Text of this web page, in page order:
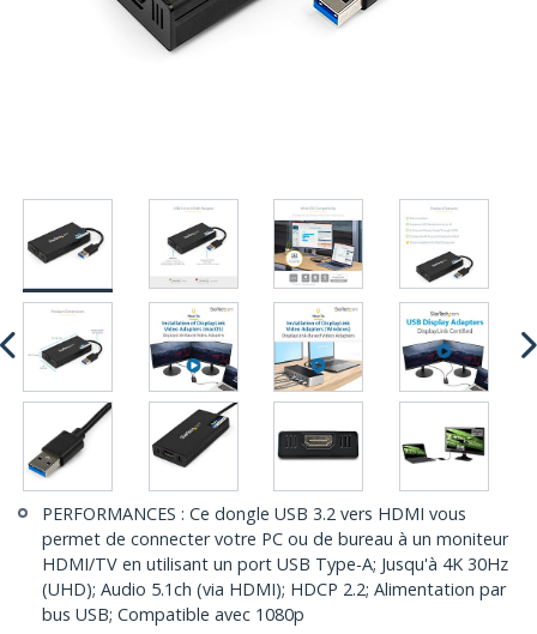
PERFORMANCES : Ce dongle USB 3.2 vers HDMI vous
permet de connecter votre PC ou de bureau à un moniteur
HDMI/TV en utilisant un port USB Type-A; Jusqu'à 4K 30Hz
(UHD); Audio 5.1ch (via HDMI); HDCP 2.2; Alimentation par
bus USB; Compatible avec 1080p